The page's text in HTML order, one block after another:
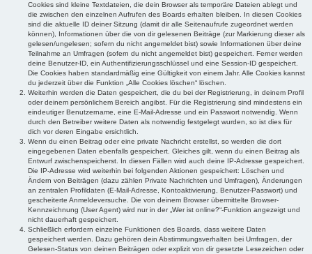
Cookies sind kleine Textdateien, die dein Browser als temporäre Dateien ablegt und
die zwischen den einzelnen Aufrufen des Boards erhalten bleiben. In diesen Cookies
sind die aktuelle ID deiner Sitzung (damit dir alle Seitenaufrufe zugeordnet werden
können), Informationen über die von dir gelesenen Beiträge (zur Markierung dieser als
gelesen/ungelesen; sofern du nicht angemeldet bist) sowie Informationen über deine
Teilnahme an Umfragen (sofern du nicht angemeldet bist) gespeichert. Ferner werden
deine Benutzer-ID, ein Authentifizierungsschlüssel und eine Session-ID gespeichert.
Die Cookies haben standardmäßig eine Gültigkeit von einem Jahr. Alle Cookies kannst
du jederzeit über die Funktion „Alle Cookies löschen“ löschen.
Weiterhin werden die Daten gespeichert, die du bei der Registrierung, in deinem Profil
oder deinem persönlichem Bereich angibst. Für die Registrierung sind mindestens ein
eindeutiger Benutzername, eine E-Mail-Adresse und ein Passwort notwendig. Wenn
durch den Betreiber weitere Daten als notwendig festgelegt wurden, so ist dies für
dich vor deren Eingabe ersichtlich.
Wenn du einen Beitrag oder eine private Nachricht erstellst, so werden die dort
eingegebenen Daten ebenfalls gespeichert. Gleiches gilt, wenn du einen Beitrag als
Entwurf zwischenspeicherst. In diesen Fällen wird auch deine IP-Adresse gespeichert.
Die IP-Adresse wird weiterhin bei folgenden Aktionen gespeichert: Löschen und
Ändern von Beiträgen (dazu zählen Private Nachrichten und Umfragen), Änderungen
an zentralen Profildaten (E-Mail-Adresse, Kontoaktivierung, Benutzer-Passwort) und
gescheiterte Anmeldeversuche. Die von deinem Browser übermittelte Browser-
Kennzeichnung (User Agent) wird nur in der „Wer ist online?“-Funktion angezeigt und
nicht dauerhaft gespeichert.
Schließlich erfordern einzelne Funktionen des Boards, dass weitere Daten
gespeichert werden. Dazu gehören dein Abstimmungsverhalten bei Umfragen, der
Gelesen-Status von deinen Beiträgen oder explizit von dir gesetzte Lesezeichen oder